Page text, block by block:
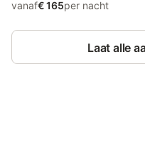
vanaf€ 165per nacht
Laat alle